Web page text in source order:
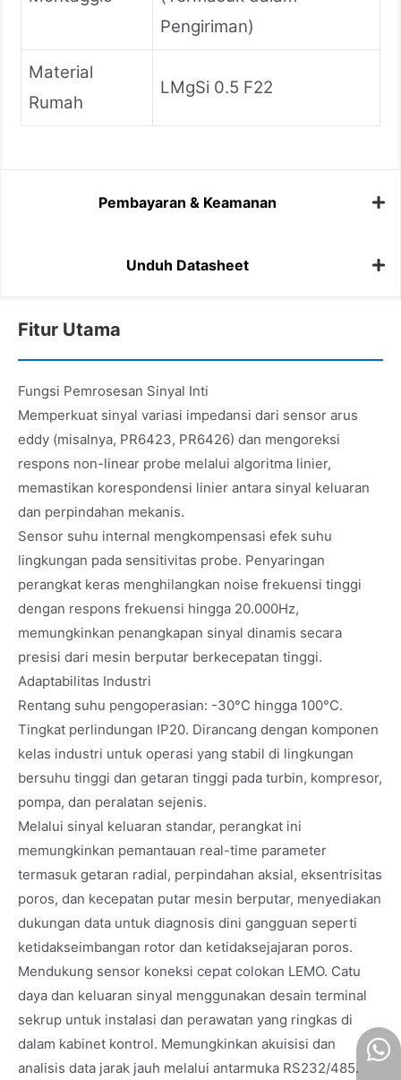
Pengiriman)
Material
Rumah
LMgSi 0.5 F22
Pembayaran & Keamanan
Unduh Datasheet
Fitur Utama
Fungsi Pemrosesan Sinyal Inti
Memperkuat sinyal variasi impedansi dari sensor arus
eddy (misalnya, PR6423, PR6426) dan mengoreksi
respons non-linear probe melalui algoritma linier,
memastikan korespondensi linier antara sinyal keluaran
dan perpindahan mekanis.
Sensor suhu internal mengkompensasi efek suhu
lingkungan pada sensitivitas probe. Penyaringan
perangkat keras menghilangkan noise frekuensi tinggi
dengan respons frekuensi hingga 20.000Hz,
memungkinkan penangkapan sinyal dinamis secara
presisi dari mesin berputar berkecepatan tinggi.
Adaptabilitas Industri
Rentang suhu pengoperasian: -30°C hingga 100°C.
Tingkat perlindungan IP20. Dirancang dengan komponen
kelas industri untuk operasi yang stabil di lingkungan
bersuhu tinggi dan getaran tinggi pada turbin, kompresor,
pompa, dan peralatan sejenis.
Melalui sinyal keluaran standar, perangkat ini
memungkinkan pemantauan real-time parameter
termasuk getaran radial, perpindahan aksial, eksentrisitas
poros, dan kecepatan putar mesin berputar, menyediakan
dukungan data untuk diagnosis dini gangguan seperti
ketidakseimbangan rotor dan ketidaksejajaran poros.
Mendukung sensor koneksi cepat colokan LEMO. Catu
daya dan keluaran sinyal menggunakan desain terminal
sekrup untuk instalasi dan perawatan yang ringkas di
dalam kabinet kontrol. Memungkinkan akuisisi dan
analisis data jarak jauh melalui antarmuka RS232/485.